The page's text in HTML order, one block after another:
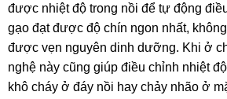
được nhiệt độ trong nồi để tự động
gạo đạt được độ chín ngon nhất,
được vẹn nguyên dinh dưỡng. Khi ở
nghệ này cũng giúp điều chỉnh nhiệt
khô cháy ở đáy nồi hay chảy nhão ở